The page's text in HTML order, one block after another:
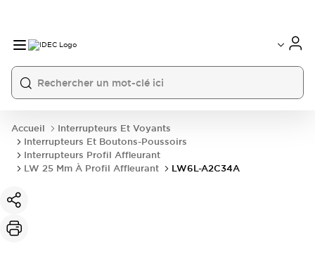
Accueil
Interrupteurs Et Voyants
Interrupteurs Et Boutons-Poussoirs
Interrupteurs Profil Affleurant
LW 25 Mm À Profil Affleurant
LW6L-A2C34A